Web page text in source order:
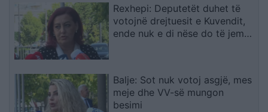
Rexhepi: Deputetët duhet të
votojnë drejtuesit e Kuvendit,
ende nuk e di nëse do të jem
Balje: Sot nuk votoj asgjë, mes
meje dhe VV-së mungon
besimi